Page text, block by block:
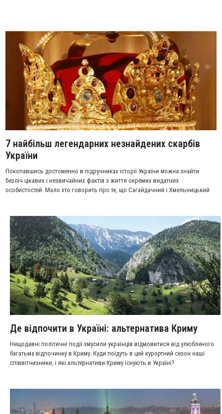
7 найбільш легендарних незнайдених скарбів
України
Покопавшись достоменно в підручниках історії України можна знайти
безліч цікавих і незвичайних фактів з життя окремих видатних
особистостей. Мало хто говорить про те, що Сагайдачний і Хмельницький
Де відпочити в Україні: альтернатива Криму
Нещодавні політичні події змусили українців відмовитися від улюбленого
багатьма відпочинку в Криму. Куди поїдуть в цей курортний сезон наші
співвітчизники, і які альтернативи Криму існують в Україні?